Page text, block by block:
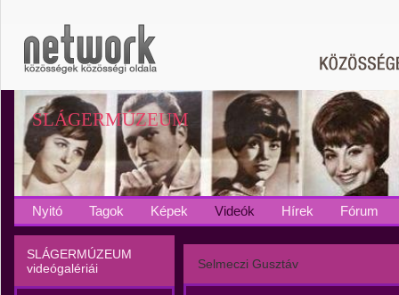
SLÁGERMÚZEUM
Nyitó Tagok Képek Videók Hírek Fórum
SLÁGERMÚZEUM
videógalériái
Selmeczi Gusztáv